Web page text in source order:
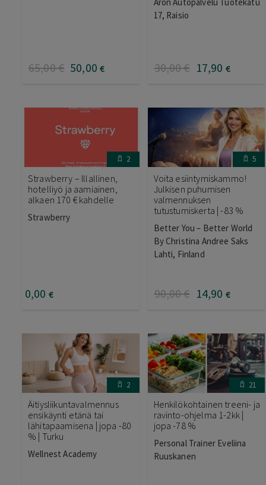
65,00€ 50,00 €
17, Raisio
30,00€ 17,90 €
2
Strawberry – Illallinen,
hotelliyö ja aamiainen,
alkaen 170 € kahdelle
Strawberry
0,00 €
5
Voita esiintymiskammo!
Julkisen puhumisen
valmennuksen
tutustumiskerta | -83 %
Better You – Better World
By Christina Andree Saks
Lahti, Finland
90,00€ 14,90 €
2
Äitiysliikuntavalmennus
ensikäynti etänä tai
lähitapaamisena | jopa -80
% | Turku
Wellnest Academy
21
Henkilökohtainen treeni- ja
ravinto-ohjelma 1-2kk |
jopa -78 %
Personal Trainer Eveliina
Ruuskanen